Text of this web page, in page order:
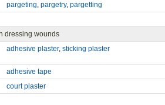
pargeting, pargetry, pargetting
dressing wounds
adhesive plaster, sticking plaster
adhesive tape
court plaster